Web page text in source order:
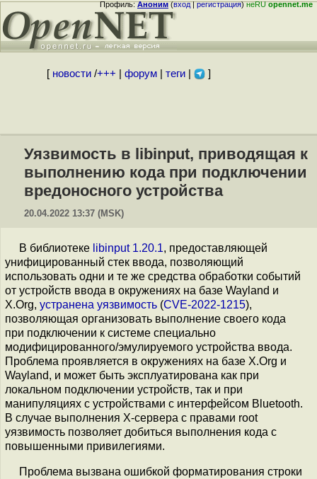
Профиль:Аноним(вход|регистрация)неRUopennet.me
[ новости/+++ форум| теги| ]
Уязвимость в libinput, приводящая к
выполнению кода при подключении
вредоносного устройства
20.04.2022 13:37 (MSK)
В библиотеке libinput 1.20.1, предоставляющей
унифицированный стек ввода, позволяющий
использовать одни и те же средства обработки событий
от устройств ввода в окружениях на базе Wayland и
X.Org, устранена уязвимость (CVE-2022-1215),
позволяющая организовать выполнение своего кода
при подключении к системе специально
модифицированного/эмулируемого устройства ввода.
Проблема проявляется в окружениях на базе X.Org и
Wayland, и может быть эксплуатирована как при
локальном подключении устройств, так и при
манипуляциях с устройствами с интерфейсом Bluetooth.
В случае выполнения X-сервера с правами root
уязвимость позволяет добиться выполнения кода с
повышенными привилегиями.
Проблема вызвана ошибкой форматирования строки